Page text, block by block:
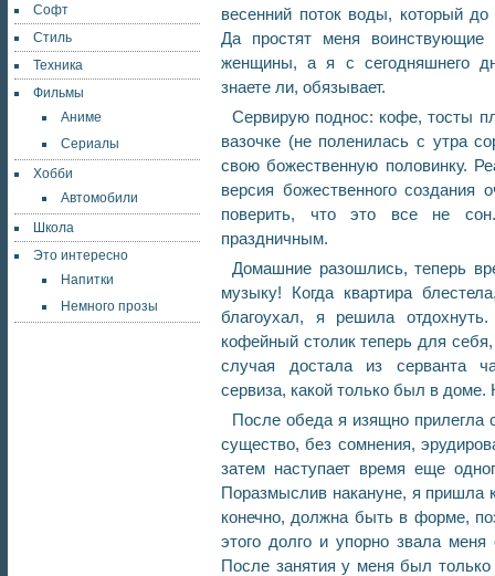
Софт
Стиль
Техника
Фильмы
Аниме
Сериалы
Хобби
Автомобили
Школа
Это интересно
Напитки
Немного прозы
весенний поток воды, который до
Да простят меня
женщины, а я с сегодняшнего
знаете ли, обязывает.
Сервирую поднос: кофе, тосты
вазочке (не поленилась с утра
свою божественную половинку.
версия божественного создания
поверить, что это все не
праздничным.
Домашние разошлись, теперь
музыку! Когда квартира
благоухал, я решила
кофейный столик теперь для
случая достала из серванта
сервиза, какой только был в доме.
После обеда я изящно прилегла
существо, без сомнения,
затем наступает время еще
Поразмыслив накануне, я пришла
конечно, должна быть в форме,
этого долго и упорно звала
После занятия у меня был